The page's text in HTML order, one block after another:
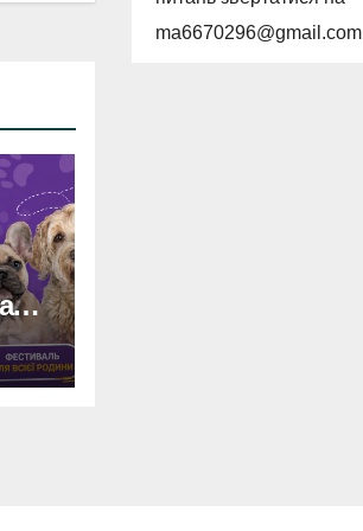
ma6670296@gmail.com